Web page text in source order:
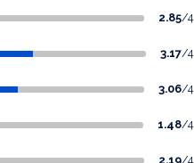
2.85/4
3.17/4
3.06/4
1.48/4
2.19/4